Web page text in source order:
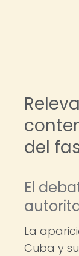
del
El
La
Cuba y